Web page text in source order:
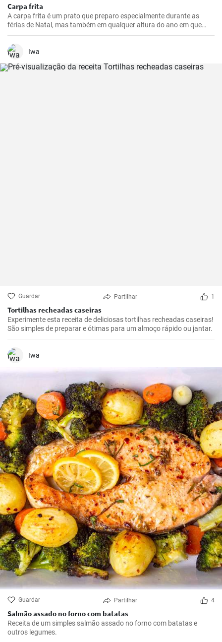
Carpa frita
A carpa frita é um prato que preparo especialmente durante as
férias de Natal, mas também em qualquer altura do ano em que
queiramos presentear a nossa família com algo realmente especial.
Iwa
Guardar Partilhar 1
Tortilhas recheadas caseiras
Experimente esta receita de deliciosas tortilhas recheadas caseiras!
São simples de preparar e ótimas para um almoço rápido ou jantar.
Iwa
Guardar Partilhar 4
Salmão assado no forno com batatas
Receita de um simples salmão assado no forno com batatas e
outros legumes.